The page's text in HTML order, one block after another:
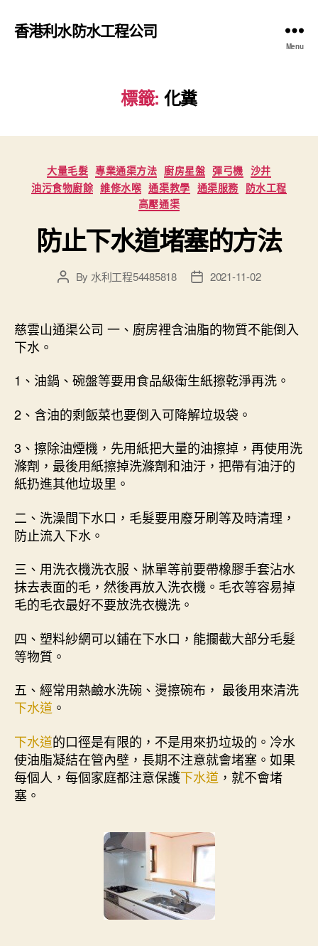
香港利水防水工程公司
Menu
標籤: 化糞
Categories
大量毛髮 專業通渠方法 廚房星盤 彈弓機 沙井
油污食物廚餘 維修水喉 通渠教學 通渠服務 防水工程
高壓通渠
防止下水道堵塞的方法
PostBy 水利工程54485818
Post2021-11-02
慈雲山通渠公司 一、廚房裡含油脂的物質不能倒入
下水。
1、油鍋、碗盤等要用食品級衛生紙擦乾淨再洗。
2、含油的剩飯菜也要倒入可降解垃圾袋。
3、擦除油煙機，先用紙把大量的油擦掉，再使用洗
滌劑，最後用紙擦掉洗滌劑和油汙，把帶有油汙的
紙扔進其他垃圾里。
二、洗澡間下水口，毛髮要用廢牙刷等及時清理，
防止流入下水。
三、用洗衣機洗衣服、牀單等前要帶橡膠手套沾水
抹去表面的毛，然後再放入洗衣機。毛衣等容易掉
毛的毛衣最好不要放洗衣機洗。
四、塑料紗網可以鋪在下水口，能攔截大部分毛髮
等物質。
五、經常用熱鹼水洗碗、燙擦碗布， 最後用來清洗
下水道 。
下水道的口徑是有限的，不是用來扔垃圾的。冷水
使油脂凝結在管內壁，長期不注意就會堵塞。如果
每個人，每個家庭都注意保護下水道 ，就不會堵
塞。